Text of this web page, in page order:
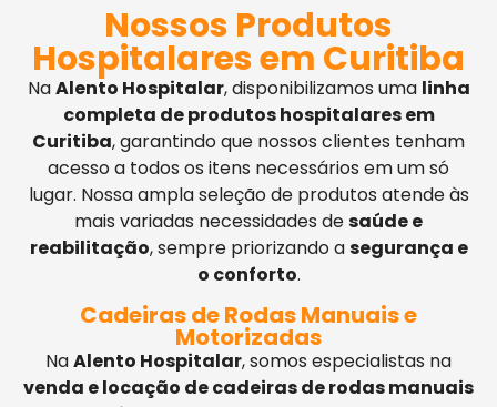
Nossos Produtos
Hospitalares em Curitiba
NaAlento Hospitalar, disponibilizamos uma linha
completa de produtos hospitalares em
Curitiba, garantindo que nossos clientes tenham
acesso a todos os itens necessários em um só
lugar. Nossa ampla seleção de produtos atende às
mais variadas necessidades desaúde e
reabilitação, sempre priorizando asegurança e
o conforto.
Cadeiras de Rodas Manuais e
Motorizadas
NaAlento Hospitalar, somos especialistas na
venda e locação de cadeiras de rodas manuais